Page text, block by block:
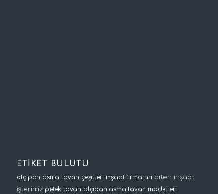
ETİKET BULUTU
alçıpan asma tavan çeşitleri inşaat firmaları biten inşaat
işlerimiz petek tavan alçıpan asma tavan modelleri